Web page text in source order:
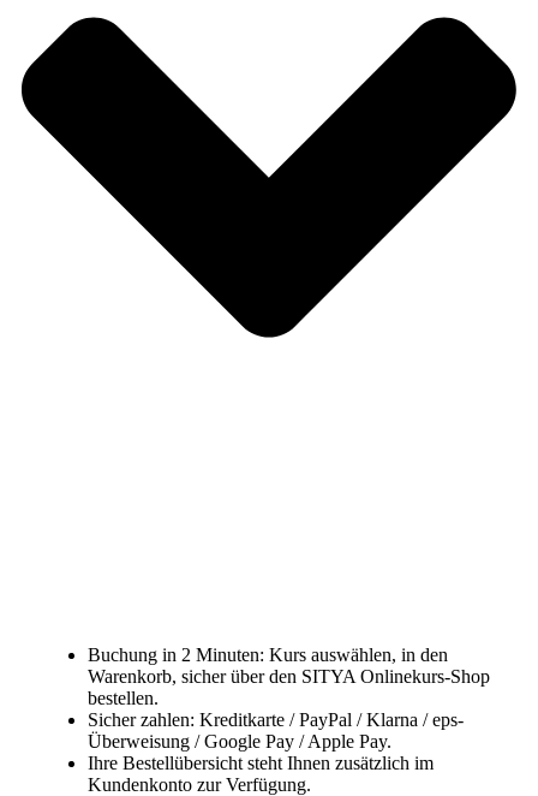
Buchung in 2 Minuten: Kurs auswählen, in den
Warenkorb, sicher über den SITYA Onlinekurs-Shop
bestellen.
Sicher zahlen: Kreditkarte / PayPal / Klarna / eps-
Überweisung / Google Pay / Apple Pay.
Ihre Bestellübersicht steht Ihnen zusätzlich im
Kundenkonto zur Verfügung.